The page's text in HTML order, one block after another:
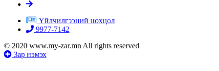
Үйлчилгээний нөхцөл
9977-7142
© 2020 www.my-zar.mn All rights reserved
Зар нэмэх